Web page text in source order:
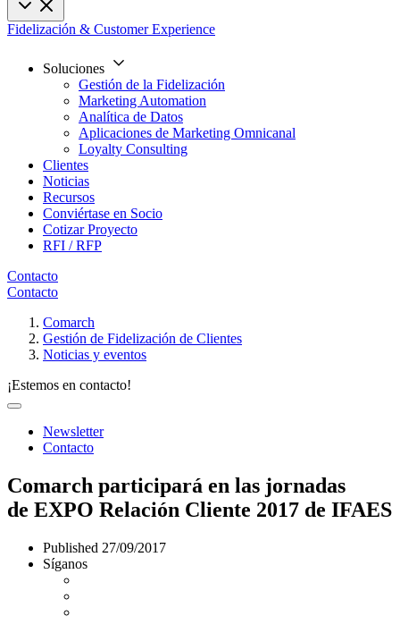
Fidelización & Customer Experience
Soluciones
Gestión de la Fidelización
Marketing Automation
Analítica de Datos
Aplicaciones de Marketing Omnicanal
Loyalty Consulting
Clientes
Noticias
Recursos
Conviértase en Socio
Cotizar Proyecto
RFI / RFP
Contacto
Contacto
Comarch
Gestión de Fidelización de Clientes
Noticias y eventos
¡Estemos en contacto!
Newsletter
Contacto
Comarch participará en las jornadas
de EXPO Relación Cliente 2017 de IFAES
Published 27/09/2017
Síganos